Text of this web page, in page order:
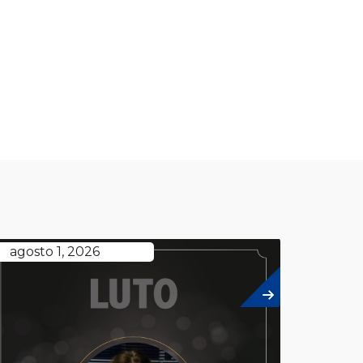
agosto 1, 2026